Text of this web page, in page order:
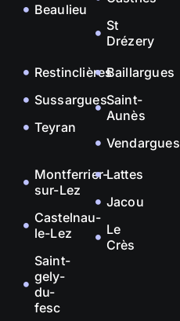
Beaulieu
St
Drézery
Restinclières
Sussargues
Teyran
Baillargues
Saint-
Aunès
Vendargues
Montferrier-
sur-Lez
Castelnau-
le-Lez
Saint-
gely-
du-
fesc
Lattes
Jacou
Le
Crès